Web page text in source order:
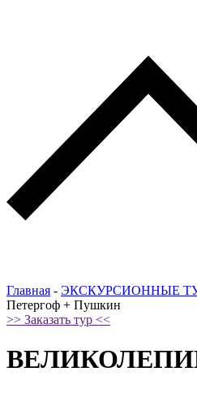
Главная - ЭКСКУРСИОННЫЕ
Петергоф + Пушкин
>> Заказать тур <<
ВЕЛИКОЛЕПИЕ